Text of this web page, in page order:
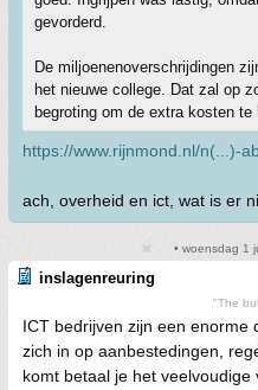
gevorderd.
De miljoenenoverschrijdingen
het nieuwe college. Dat zal op
begroting om de extra kosten te
https://www.rijnmond.nl/n(...)-
ach, overheid en ict, wat is er
• woensdag 1
inslagenreuring
"The
ICT bedrijven zijn een enorme
zich in op aanbestedingen,
komt betaal je het